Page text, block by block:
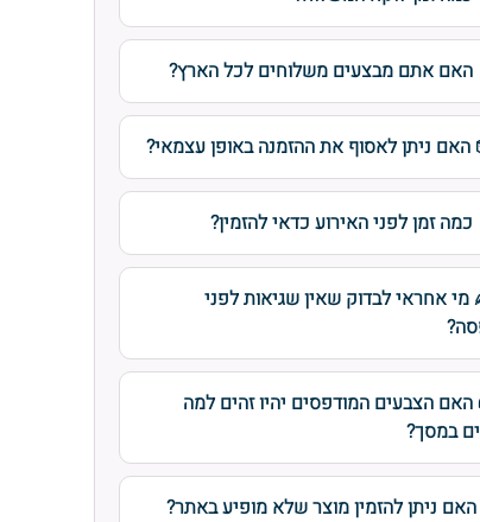
האם אתם מבצעים משלוחים לכל הארץ?
האם ניתן לאסוף את ההזמנה באופן עצמאי?
כמה זמן לפני האירוע כדאי להזמין?
אחראי לבדוק שאין שגיאות לפני
הצבעים המודפסים יהיו זהים למה
במסך?
ניתן להזמין מוצר שלא מופיע באתר?